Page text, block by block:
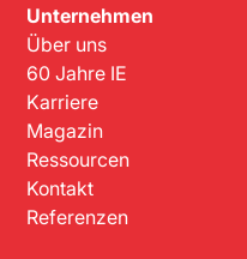
Unternehmen
Über uns
60 Jahre IE
Karriere
Magazin
Ressourcen
Kontakt
Referenzen